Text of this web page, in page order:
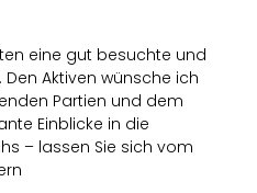
eine gut besuchte und
Aktiven wünsche ich
Partien und dem
Einblicke in die
– lassen Sie sich vom